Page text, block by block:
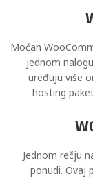
Moćan
jednom
uređuju više
hosting
Jednom rečju
ponudi. Ovaj